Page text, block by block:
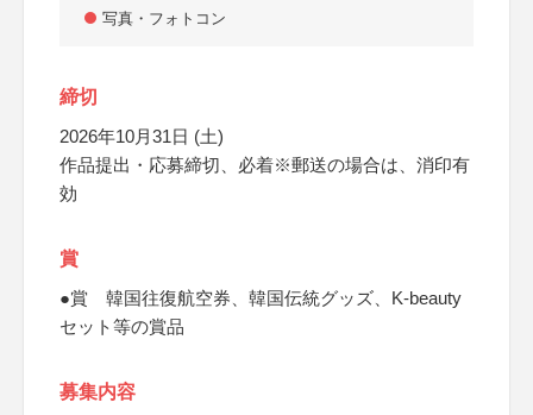
写真・フォトコン
締切
2026年10月31日 (土)
作品提出・応募締切、必着※郵送の場合は、消印有
効
賞
●賞 韓国往復航空券、韓国伝統グッズ、K-beauty
セット等の賞品
募集内容